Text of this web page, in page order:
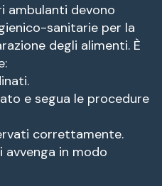
ambulanti devono
sanitarie per la
degli alimenti. È
e segua le procedure
correttamente.
avvenga in modo